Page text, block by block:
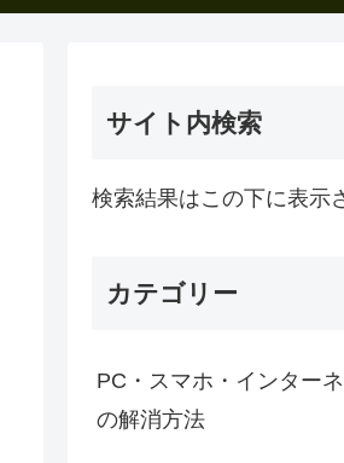
サイト内検索
検索結果はこの下に表示
カテゴリー
PC・スマホ・インター
の解消方法